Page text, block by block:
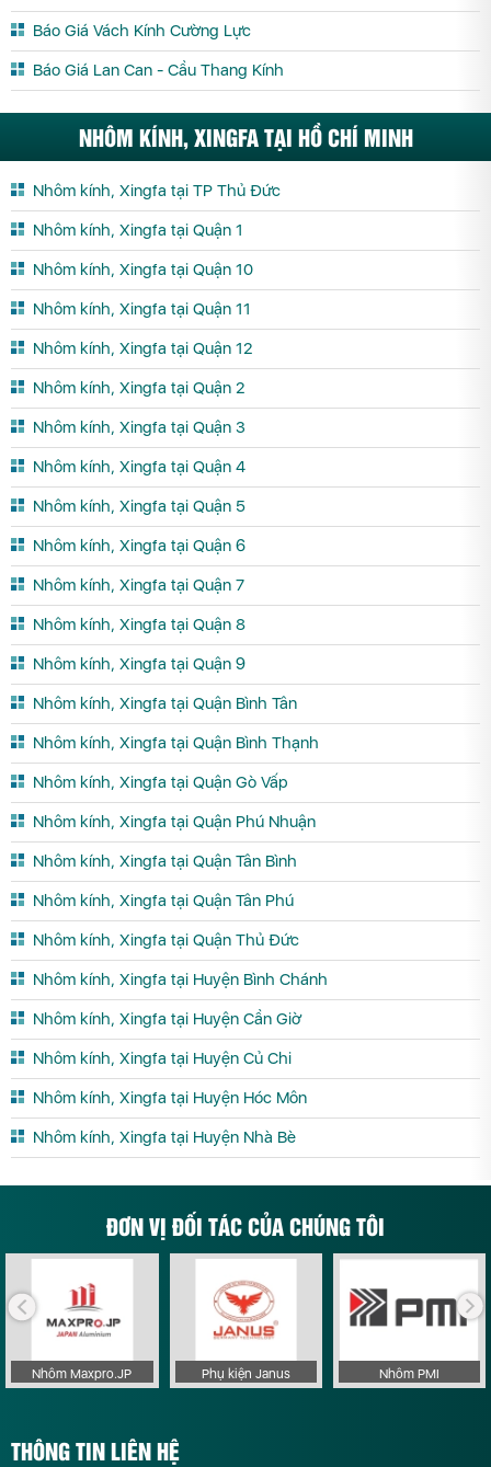
Báo Giá Vách Kính Cường Lực
Báo Giá Lan Can - Cầu Thang Kính
NHÔM KÍNH, XINGFA TẠI HỒ CHÍ MINH
Nhôm kính, Xingfa tại TP Thủ Đức
Nhôm kính, Xingfa tại Quận 1
Nhôm kính, Xingfa tại Quận 10
Nhôm kính, Xingfa tại Quận 11
Nhôm kính, Xingfa tại Quận 12
Nhôm kính, Xingfa tại Quận 2
Nhôm kính, Xingfa tại Quận 3
Nhôm kính, Xingfa tại Quận 4
Nhôm kính, Xingfa tại Quận 5
Nhôm kính, Xingfa tại Quận 6
Nhôm kính, Xingfa tại Quận 7
Nhôm kính, Xingfa tại Quận 8
Nhôm kính, Xingfa tại Quận 9
Nhôm kính, Xingfa tại Quận Bình Tân
Nhôm kính, Xingfa tại Quận Bình Thạnh
Nhôm kính, Xingfa tại Quận Gò Vấp
Nhôm kính, Xingfa tại Quận Phú Nhuận
Nhôm kính, Xingfa tại Quận Tân Bình
Nhôm kính, Xingfa tại Quận Tân Phú
Nhôm kính, Xingfa tại Quận Thủ Đức
Nhôm kính, Xingfa tại Huyện Bình Chánh
Nhôm kính, Xingfa tại Huyện Cần Giờ
Nhôm kính, Xingfa tại Huyện Củ Chi
Nhôm kính, Xingfa tại Huyện Hóc Môn
Nhôm kính, Xingfa tại Huyện Nhà Bè
ĐƠN VỊ ĐỐI TÁC CỦA CHÚNG TÔI
Nhôm Maxpro.JP Phụ kiện Janus Nhôm PMI
THÔNG TIN LIÊN HỆ